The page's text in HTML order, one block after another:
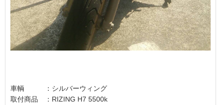
車輌 ：シルバーウィング
取付商品 ：RIZING H7 5500k